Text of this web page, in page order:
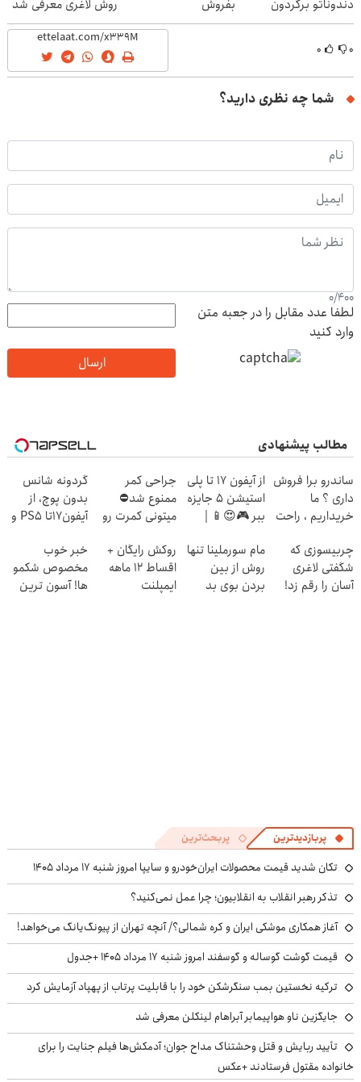
دندوناتو برگردون
(40%off)
بفروش روش لاغری معرفی شد
۰ ۰
شما چه نظری دارید؟
0/400
لطفا عدد مقابل را در جعبه متن
وارد کنید
ارسال
مطالب پیشنهادی
ساندرو برا فروش
داری ؟ ما
خریداریم ، راحت
از آیفون 17 تا پلی
استیشن 5 جایزه
ببر 🎮😍📱 |
بچرخون
جراحی کمر
ممنوع شد⛔
میتونی کمرت رو
کنی! 👈🏻
پرسش‌نامه
گردونه شانس
بدون پوچ، از
آیفون17تا PS5 و
دلار🔥
چربیسوزی که
شگفتی لاغری
آسان را رقم زد!
مام سورملینا تنها
روش از بین
بردن بوی بد
روکش رایگان +
اقساط ۱۲ ماهه
ایمپلنت
خبر خوب
مخصوص شکمو
ها! آسون ترین
پربازدیدترین پربحث‌ترین
تکان شدید قیمت محصولات ایران‌خودرو و سایپا امروز شنبه ۱۷ مرداد ۱۴۰۵
تذکر رهبر انقلاب به انقلابیون؛ چرا عمل نمی‌کنید؟
آغاز همکاری موشکی ایران و کره شمالی؟/ آنچه تهران از پیونگ‌یانگ می‌خواهد!
قیمت گوشت گوساله و گوسفند امروز شنبه ۱۷ مرداد ۱۴۰۵ +جدول
ترکیه نخستین بمب سنگرشکن خود را با قابلیت پرتاب از پهپاد آزمایش کرد
جایگزین ناو هواپیمابر آبراهام لینکلن معرفی شد
تأیید ربایش و قتل وحشتناک مداح جوان؛ آدمکش‌ها فیلم جنایت را برای
خانواده مقتول فرستادند +عکس